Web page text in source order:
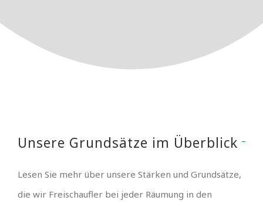
Unsere Grundsätze im Überblick
Lesen Sie mehr über unsere Stärken und Grundsätze,
die wir Freischaufler bei jeder Räumung in den